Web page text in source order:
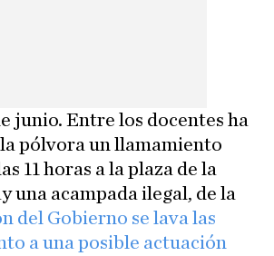
junio. Entre los docentes ha
pólvora un llamamiento
11 horas a la plaza de la
una acampada ilegal, de la
del Gobierno se lava las
a una posible actuación